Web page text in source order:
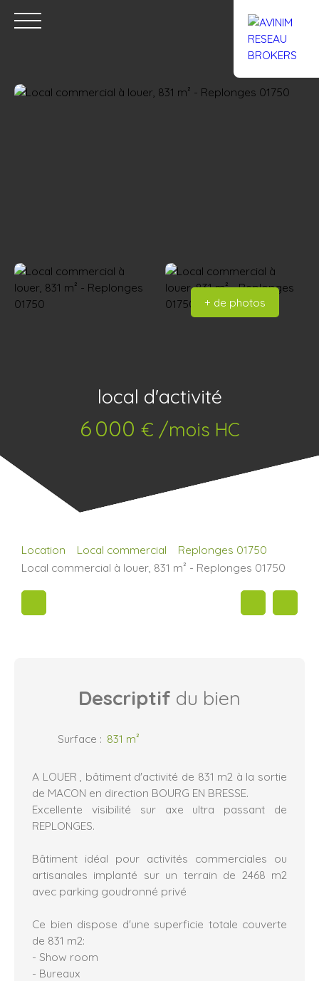
+ de photos
local d'activité
6 000 € /mois HC
Location Local commercial
Replonges 01750
Local commercial à louer, 831 m² - Replonges 01750
Descriptif du bien
Surface : 831 m²
A LOUER , bâtiment d'activité de 831 m2 à la sortie
de MACON en direction BOURG EN BRESSE.
Excellente visibilité sur axe ultra passant de
REPLONGES.
Bâtiment idéal pour activités commerciales ou
artisanales implanté sur un terrain de 2468 m2
avec parking goudronné privé
Ce bien dispose d'une superficie totale couverte
de 831 m2:
- Show room
- Bureaux